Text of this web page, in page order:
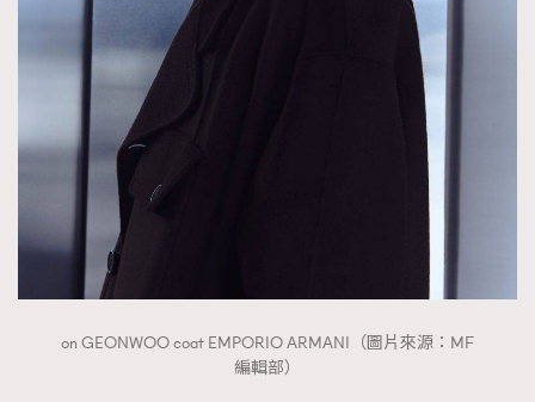
on GEONWOO coat EMPORIO ARMANI（圖片來源：MF
編輯部）